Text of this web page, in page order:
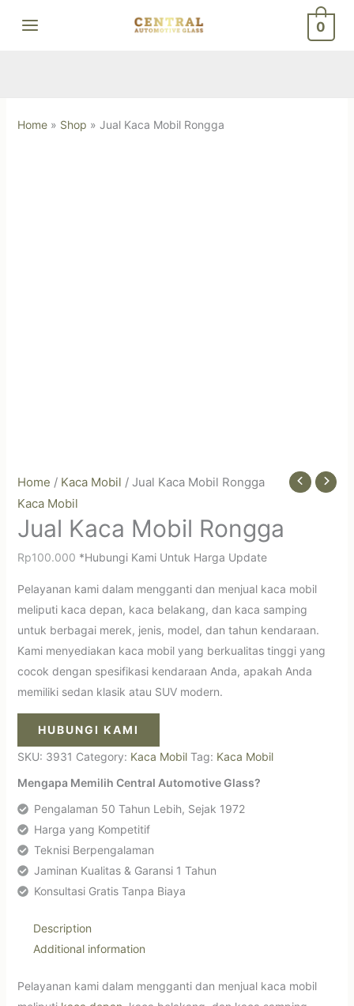
0
Home» Shop » Jual Kaca Mobil Rongga
Home / Kaca Mobil / Jual Kaca Mobil Rongga
Kaca Mobil
Jual Kaca Mobil Rongga
Rp100.000 *Hubungi Kami Untuk Harga Update
Pelayanan kami dalam mengganti dan menjual kaca mobil
meliputi kaca depan, kaca belakang, dan kaca samping
untuk berbagai merek, jenis, model, dan tahun kendaraan.
Kami menyediakan kaca mobil yang berkualitas tinggi yang
cocok dengan spesifikasi kendaraan Anda, apakah Anda
memiliki sedan klasik atau SUV modern.
HUBUNGI KAMI
SKU: 3931 Category: Kaca Mobil Tag: Kaca Mobil
Mengapa Memilih Central Automotive Glass?
Pengalaman 50 Tahun Lebih, Sejak 1972
Harga yang Kompetitif
Teknisi Berpengalaman
Jaminan Kualitas & Garansi 1 Tahun
Konsultasi Gratis Tanpa Biaya
Description
Additional information
Pelayanan kami dalam mengganti dan menjual kaca mobil